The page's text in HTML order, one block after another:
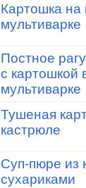
Картошка на
мультиварке
Постное
с картошкой
мультиварке
Тушеная
кастрюле
Суп-пюре из
сухариками